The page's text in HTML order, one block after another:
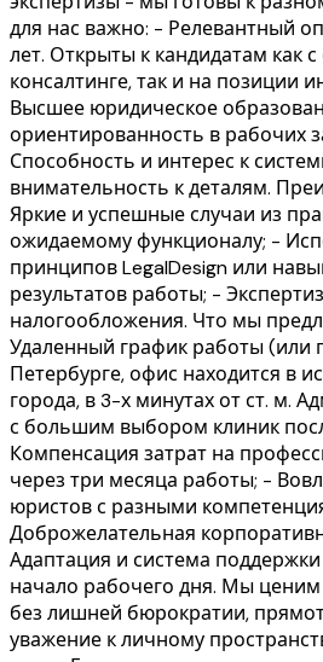
для нас важно: - Релевантный
лет. Открыты к кандидатам как
консалтинге, так и на позиции
Высшее юридическое
ориентированность в рабочих
Способность и интерес к
внимательность к деталям.
Яркие и успешные случаи из
ожидаемому функционалу; -
принципов LegalDesign или
результатов работы; -
налогообложения. Что мы
Удаленный график работы (или
Петербурге, офис находится в
города, в 3-х минутах от ст. м.
с большим выбором клиник
Компенсация затрат на
через три месяца работы; -
юристов с разными
Доброжелательная
Адаптация и система
начало рабочего дня. Мы
без лишней бюрократии,
уважение к личному